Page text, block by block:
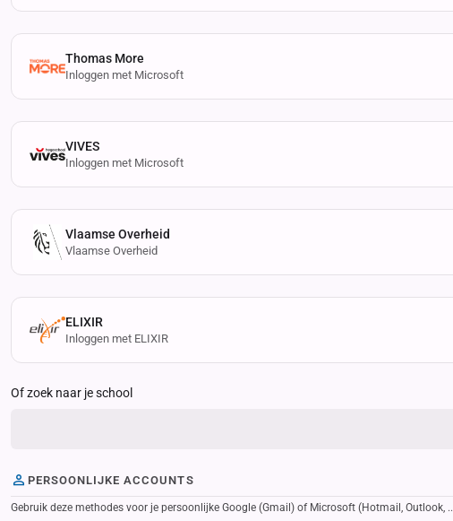
Thomas More
Inloggen met Microsoft
VIVES
Inloggen met Microsoft
Vlaamse Overheid
Vlaamse Overheid
ELIXIR
Inloggen met ELIXIR
Of zoek naar je school
PERSOONLIJKE ACCOUNTS
Gebruik deze methodes voor je persoonlijke Google (Gmail) of Microsoft (Hotmail,